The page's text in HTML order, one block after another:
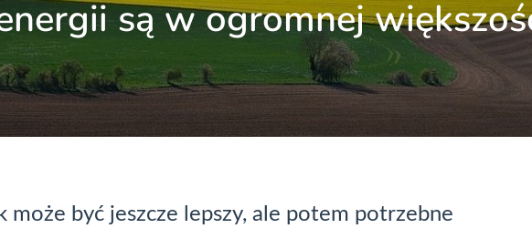
są w ogromnej
może być jeszcze lepszy, ale potem potrzebne